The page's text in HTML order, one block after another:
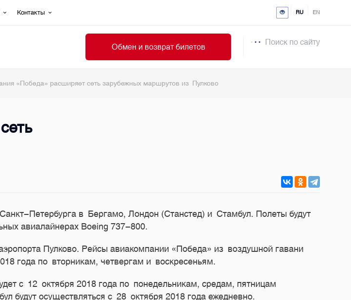
Контакты RU EN
Обмен и возврат билетов
Поиск по сайту
«Победа» расширяет сеть зарубежных маршрутов из Пулково
Петербурга в Бергамо, Лондон (Станстед) и Стамбул. Полеты будут
авиалайнерах Boeing 737-800.
Пулково. Рейсы авиакомпании «Победа» из воздушной гавани
года по вторникам, четвергам и воскресеньям.
с 12 октября 2018 года по понедельникам, средам, пятницам
будут осуществляться с 28 октября 2018 года ежедневно.